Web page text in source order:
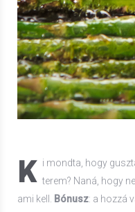
K
i mondta, hogy
terem? Naná, hogy
ami kell.
Bónusz: a hozzá